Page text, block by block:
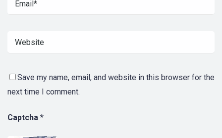
Save my name, email, and website in this browser for the
next time I comment.
Captcha *